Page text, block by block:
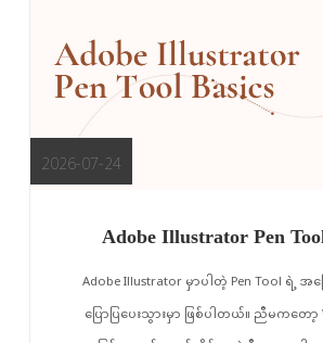
2026-07-24
Adobe Illustrator Pen
Adobe Illustrator မှာပါတဲ့ Pen Tool ရဲ့
ပြောပြပေးသွားမှာ ဖြစ်ပါတယ်။ ညီမကတော့